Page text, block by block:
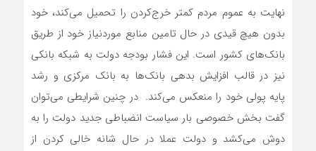
نهایت به عموم مردم کمتر خرج‌کردن را تحمیل می‌کند، خود
بدون هیچ قیدی در حال تامین منابع موردنیاز خود از طریق
بانک‌های کشور است. این فشار بودجه دولت به شبکه بانکی
نیز در قالب افزایش بدهی بانک‌ها به بانک مرکزی و رشد
پایه پولی خود را منعکس می‌کند. در چنین شرایطی می‌توان
گفت بخش خصوصی بار سیاست انضباطی جدید دولت را به
دوش می‌کشد و دولت عملا در حال شانه خالی کردن از